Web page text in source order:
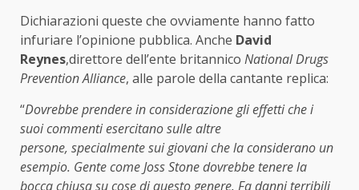
Dichiarazioni queste che ovviamente hanno fatto
infuriare l’opinione pubblica. Anche David
Reynes,direttore dell’ente britannico National Drugs
Prevention Alliance, alle parole della cantante replica:
“Dovrebbe prendere in considerazione gli effetti che i
suoi commenti esercitano sulle altre
persone, specialmente sui giovani che la considerano un
esempio. Gente come Joss Stone dovrebbe tenere la
bocca chiusa su cose di questo genere. Fa danni terribili